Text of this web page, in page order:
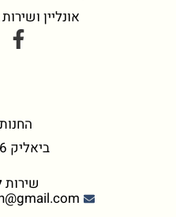
אונליין
ביאליק 76, רמת גן
שירות